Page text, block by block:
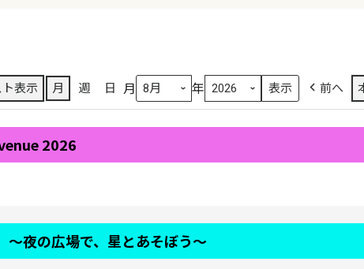
表示 月 週 日 月 年 前へ
2026
夜の広場で、星とあそぼう～